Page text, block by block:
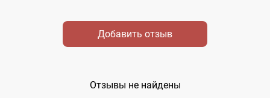
Добавить отзыв
Отзывы не найдены